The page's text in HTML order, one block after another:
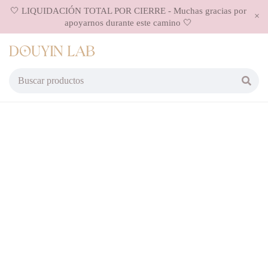
🤍 LIQUIDACIÓN TOTAL POR CIERRE - Muchas gracias por
apoyarnos durante este camino 🤍